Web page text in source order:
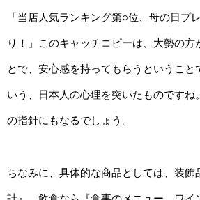
「当店人気ランキング第○位、母の日プ
り！」このキャッチコピーは、大勢の方
とで、安心感を持ってもらうということ
いう、日本人の心理を突いたものですね
の指針にもなるでしょう。
ちなみに、具体的な商品としては、装飾